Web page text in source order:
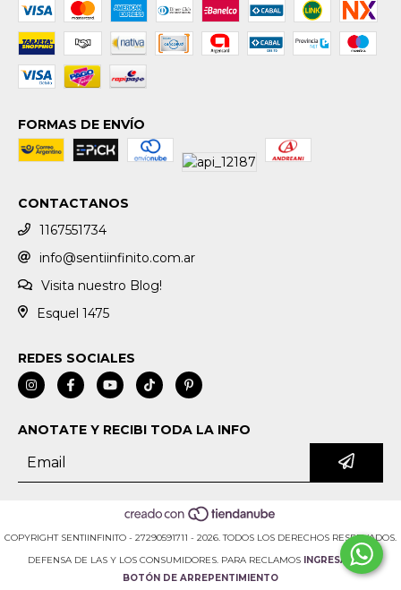
FORMAS DE ENVÍO
CONTACTANOS
1167551734
info@sentiinfinito.com.ar
Visita nuestro Blog!
Esquel 1475
REDES SOCIALES
ANOTATE Y RECIBI TODA LA INFO
COPYRIGHT SENTIINFINITO - 27290591711 - 2026. TODOS LOS DERECHOS RESERVADOS.
DEFENSA DE LAS Y LOS CONSUMIDORES. PARA RECLAMOS INGRESÁ ACÁ.
BOTÓN DE ARREPENTIMIENTO